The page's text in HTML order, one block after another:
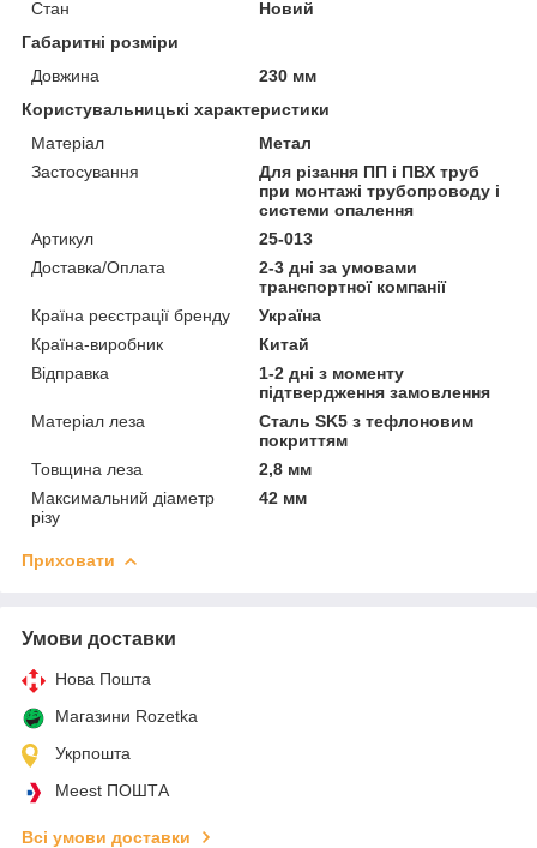
Стан
Новий
Габаритні розміри
Довжина
230 мм
Користувальницькі характеристики
Матеріал
Метал
Застосування
Для різання ПП і ПВХ труб
при монтажі трубопроводу і
системи опалення
Артикул
25-013
Доставка/Оплата
2-3 дні за умовами
транспортної компанії
Країна реєстрації бренду
Україна
Країна-виробник
Китай
Відправка
1-2 дні з моменту
підтвердження замовлення
Матеріал леза
Сталь SK5 з тефлоновим
покриттям
Товщина леза
2,8 мм
Максимальний діаметр
різу
42 мм
Приховати
Умови доставки
Нова Пошта
Магазини Rozetka
Укрпошта
Meest ПОШТА
Всі умови доставки